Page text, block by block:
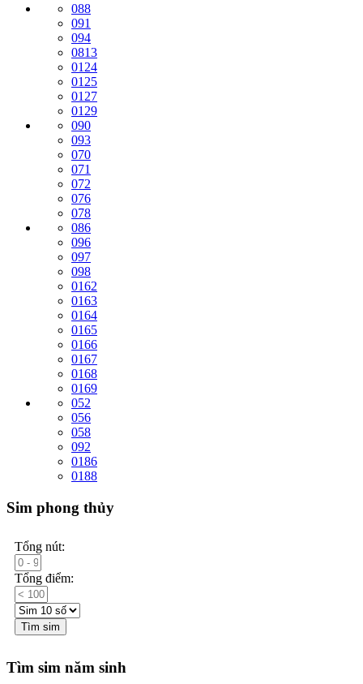
088
091
094
0813
0124
0125
0127
0129
090
093
070
071
072
076
078
086
096
097
098
0162
0163
0164
0165
0166
0167
0168
0169
052
056
058
092
0186
0188
Sim phong thủy
Tổng nút:
Tổng điểm:
Tìm sim
Tìm sim năm sinh